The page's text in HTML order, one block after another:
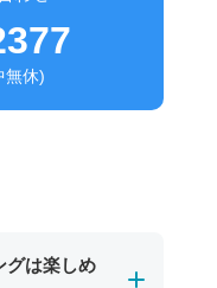
無休)
グは楽しめ